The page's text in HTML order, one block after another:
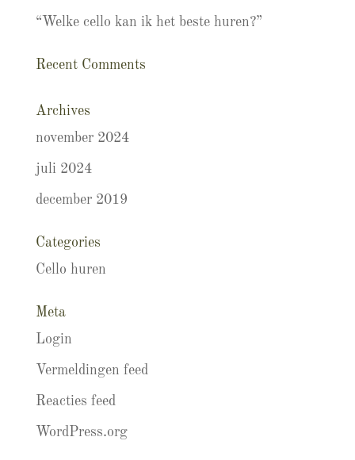
“Welke cello kan ik het beste huren?”
Recent Comments
Archives
november 2024
juli 2024
december 2019
Categories
Cello huren
Meta
Login
Vermeldingen feed
Reacties feed
WordPress.org